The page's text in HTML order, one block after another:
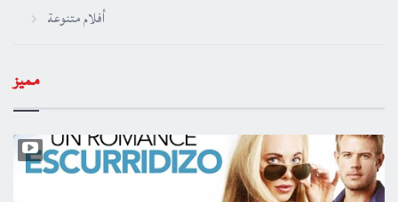
أفلام متنوعة
مميز